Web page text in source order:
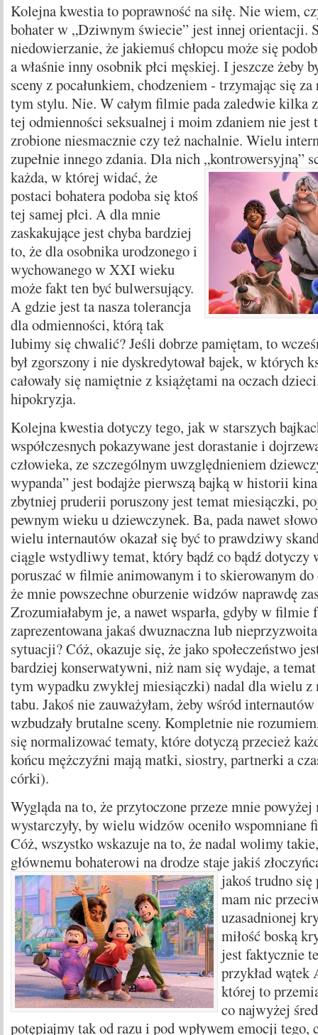
Kolejna kwestia to poprawność na siłę. Nie wiem,
bohater w „Dziwnym świecie” jest innej orientacji.
niedowierzanie, że jakiemuś chłopcu może się
a właśnie inny osobnik płci męskiej. I jeszcze żeby
sceny z pocałunkiem, chodzeniem - trzymając się
tym stylu. Nie. W całym filmie pada zaledwie kilka
tej odmienności seksualnej i moim zdaniem nie jest
zrobione niesmacznie czy też nachalnie. Wielu
zupełnie innego zdania. Dla nich „kontrowersyjną”
każda, w której widać, że
postaci bohatera podoba się ktoś
tej samej płci. A dla mnie
zaskakujące jest chyba bardziej
to, że dla osobnika urodzonego i
wychowanego w XXI wieku
może fakt ten być bulwersujący.
A gdzie jest ta nasza tolerancja
dla odmienności, którą tak
lubimy się chwalić? Jeśli dobrze pamiętam, to
był zgorszony i nie dyskredytował bajek, w których
całowały się namiętnie z książętami na oczach
hipokryzja.
Kolejna kwestia dotyczy tego, jak w starszych
współczesnych pokazywane jest dorastanie i
człowieka, ze szczególnym uwzględnieniem
wypanda” jest bodajże pierwszą bajką w historii
zbytniej pruderii poruszony jest temat miesiączki,
pewnym wieku u dziewczynek. Ba, pada nawet
wielu internautów okazał się być to prawdziwy
ciągle wstydliwy temat, który bądź co bądź dotyczy
poruszać w filmie animowanym i to skierowanym
że mnie powszechne oburzenie widzów naprawdę
Zrozumiałabym je, a nawet wsparła, gdyby w filmie
zaprezentowana jakaś dwuznaczna lub
sytuacji? Cóż, okazuje się, że jako społeczeństwo
bardziej konserwatywni, niż nam się wydaje, a
tym wypadku zwykłej miesiączki) nadal dla wielu z
tabu. Jakoś nie zauważyłam, żeby wśród
wzbudzały brutalne sceny. Kompletnie nie
się normalizować tematy, które dotyczą przecież
końcu mężczyźni mają matki, siostry, partnerki a
córki).
Wygląda na to, że przytoczone przeze mnie
wystarczyły, by wielu widzów oceniło wspomniane
Cóż, wszystko wskazuje na to, że nadal wolimy
głównemu bohaterowi na drodze staje jakiś
jakoś trudno się
mam nic
uzasadnionej
miłość boską
jest faktycznie
przykład
której to
co najwyżej
potępiajmy tak od razu i pod wpływem emocji tego,